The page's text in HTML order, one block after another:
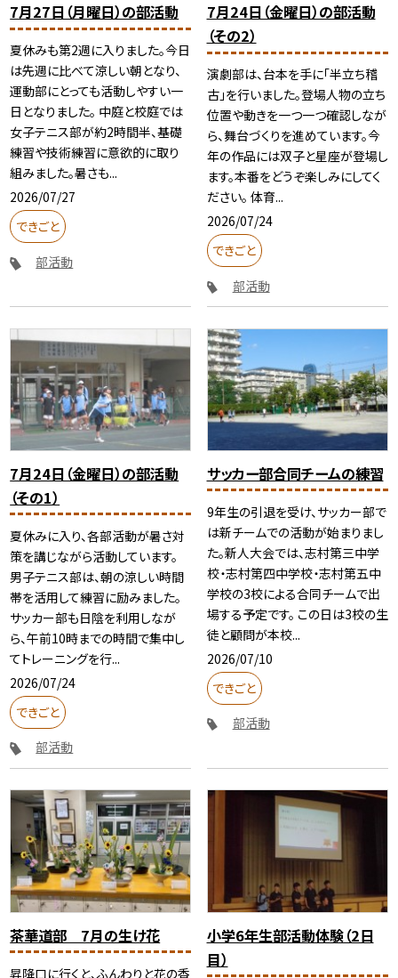
7月27日（月曜日）の部活動
夏休みも第2週に入りました。今日
は先週に比べて涼しい朝となり、
運動部にとっても活動しやすい一
日となりました。 中庭と校庭では
女子テニス部が約2時間半、基礎
練習や技術練習に意欲的に取り
組みました。暑さも...
2026/07/27
できごと
部活動
7月24日（金曜日）の部活動
（その2）
演劇部は、台本を手に「半立ち稽
古」を行いました。登場人物の立ち
位置や動きを一つ一つ確認しなが
ら、舞台づくりを進めています。今
年の作品には双子と星座が登場し
ます。本番をどうぞ楽しみにしてく
ださい。 体育...
2026/07/24
できごと
部活動
7月24日（金曜日）の部活動
（その1）
夏休みに入り、各部活動が暑さ対
策を講じながら活動しています。
男子テニス部は、朝の涼しい時間
帯を活用して練習に励みました。
サッカー部も日陰を利用しなが
ら、午前10時までの時間で集中し
てトレーニングを行...
2026/07/24
できごと
部活動
サッカー部合同チームの練習
9年生の引退を受け、サッカー部で
は新チームでの活動が始まりまし
た。新人大会では、志村第三中学
校・志村第四中学校・志村第五中
学校の3校による合同チームで出
場する予定です。 この日は3校の生
徒と顧問が本校...
2026/07/10
できごと
部活動
茶華道部 7月の生け花
昇降口に行くと、ふんわりと花の香
小学6年生部活動体験（2日
目）